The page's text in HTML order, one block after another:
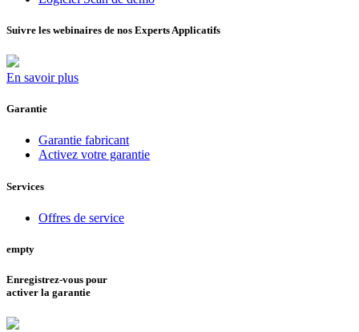
Suivre les webinaires de nos Experts Applicatifs
En savoir plus
Garantie
Garantie fabricant
Activez votre garantie
Services
Offres de service
empty
Enregistrez-vous pour
activer la garantie